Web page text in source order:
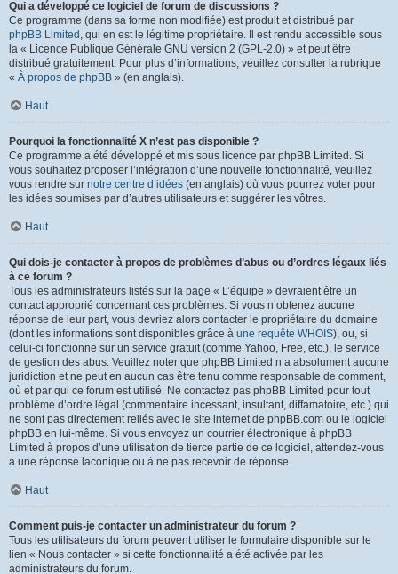
Qui a développé ce logiciel de forum de discussions ?
Ce programme (dans sa forme non modifiée) est produit et distribué par
phpBB Limited , qui en est le légitime propriétaire. Il est rendu accessible sous
la « Licence Publique Générale GNU version 2 (GPL-2.0) » et peut être
distribué gratuitement. Pour plus d’informations, veuillez consulter la rubrique
« À propos de phpBB » (en anglais).
Haut
Pourquoi la fonctionnalité X n’est pas disponible ?
Ce programme a été développé et mis sous licence par phpBB Limited. Si
vous souhaitez proposer l’intégration d’une nouvelle fonctionnalité, veuillez
vous rendre sur notre centre d’idées (en anglais) où vous pourrez voter pour
les idées soumises par d’autres utilisateurs et suggérer les vôtres.
Haut
Qui dois-je contacter à propos de problèmes d’abus ou d’ordres légaux liés
à ce forum ?
Tous les administrateurs listés sur la page « L’équipe » devraient être un
contact approprié concernant ces problèmes. Si vous n’obtenez aucune
réponse de leur part, vous devriez alors contacter le propriétaire du domaine
(dont les informations sont disponibles grâce à une requête WHOIS), ou, si
celui-ci fonctionne sur un service gratuit (comme Yahoo, Free, etc.), le service
de gestion des abus. Veuillez noter que phpBB Limited n’a absolument aucune
juridiction et ne peut en aucun cas être tenu comme responsable de comment,
où et par qui ce forum est utilisé. Ne contactez pas phpBB Limited pour tout
problème d’ordre légal (commentaire incessant, insultant, diffamatoire, etc.) qui
ne sont pas directement reliés avec le site internet de phpBB.com ou le logiciel
phpBB en lui-même. Si vous envoyez un courrier électronique à phpBB
Limited à propos d’une utilisation de tierce partie de ce logiciel, attendez-vous
à une réponse laconique ou à ne pas recevoir de réponse.
Haut
Comment puis-je contacter un administrateur du forum ?
Tous les utilisateurs du forum peuvent utiliser le formulaire disponible sur le
lien « Nous contacter » si cette fonctionnalité a été activée par les
administrateurs du forum.